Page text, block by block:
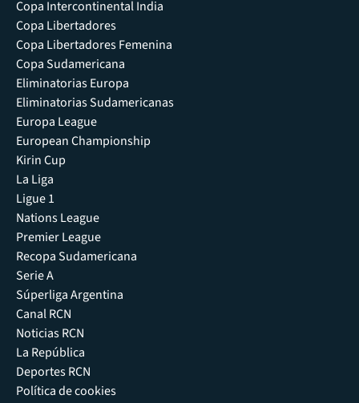
Copa Intercontinental India
Copa Libertadores
Copa Libertadores Femenina
Copa Sudamericana
Eliminatorias Europa
Eliminatorias Sudamericanas
Europa League
European Championship
Kirin Cup
La Liga
Ligue 1
Nations League
Premier League
Recopa Sudamericana
Serie A
Súperliga Argentina
Canal RCN
Noticias RCN
La República
Deportes RCN
Política de cookies